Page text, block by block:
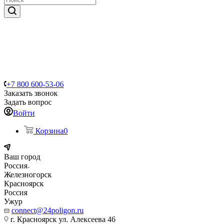
+7 800 600-53-06
Заказать звонок
Задать вопрос
Войти
Корзина0
Ваш город
Россия
Железногорск
Красноярск
Россия
Ужур
connect@24poligon.ru
г. Красноярск ул. Алексеева 46